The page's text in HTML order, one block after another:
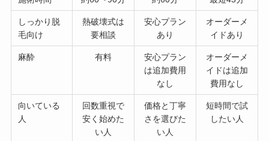
しっかり脱
毛向け
熱破壊式は
要相談
安心プラン
あり
オーダーメ
イドあり
麻酔 有料
安心プラン
は追加費用
なし
オーダーメ
イドは追加
費用なし
向いている
人
回数重視で
安く始めた
い人
価格と丁寧
さを選びた
い人
短時間で試
したい人